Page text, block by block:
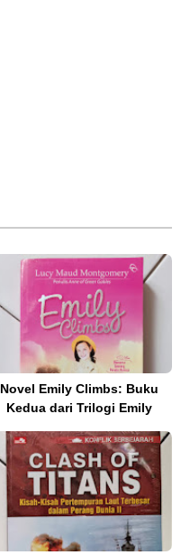
Novel Emily Climbs: Buku
Kedua dari Trilogi Emily